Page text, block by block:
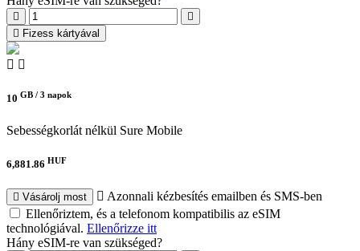
Fizess kártyával
10 GB / 3 napok
Sebességkorlát nélkül Sure Mobile
6,881.86 HUF
Vásárolj most
Azonnali kézbesítés emailben és SMS-ben
Ellenőriztem, és a telefonom kompatibilis az eSIM
technológiával. Ellenőrizze itt
Hány eSIM-re van szükséged?